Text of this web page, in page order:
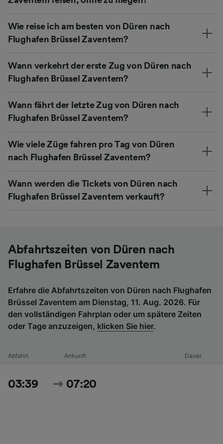
Wie reise ich am besten von Düren nach
Flughafen Brüssel Zaventem?
Wann verkehrt der erste Zug von Düren nach
Flughafen Brüssel Zaventem?
Wann fährt der letzte Zug von Düren nach
Flughafen Brüssel Zaventem?
Wie viele Züge fahren pro Tag von Düren
nach Flughafen Brüssel Zaventem?
Wann werden die Tickets von Düren nach
Flughafen Brüssel Zaventem verkauft?
Abfahrtszeiten von Düren nach
Flughafen Brüssel Zaventem
Erfahre die Abfahrtszeiten von Düren nach Flughafen
Brüssel Zaventem am Dienstag, 11. Aug. 2026. Für
den vollständigen Fahrplan oder um spätere Zeiten
oder Tage anzuzeigen, klicken Sie hier.
Abfahrt Ankunft Dauer
03:39 07:20